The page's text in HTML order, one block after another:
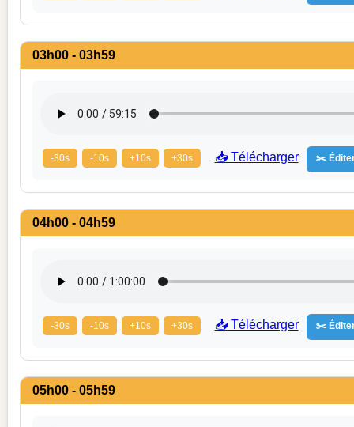
03h00 - 03h59
-30s -10s +10s +30s 📥 Télécharger ✂️
04h00 - 04h59
-30s -10s +10s +30s 📥 Télécharger ✂️
05h00 - 05h59